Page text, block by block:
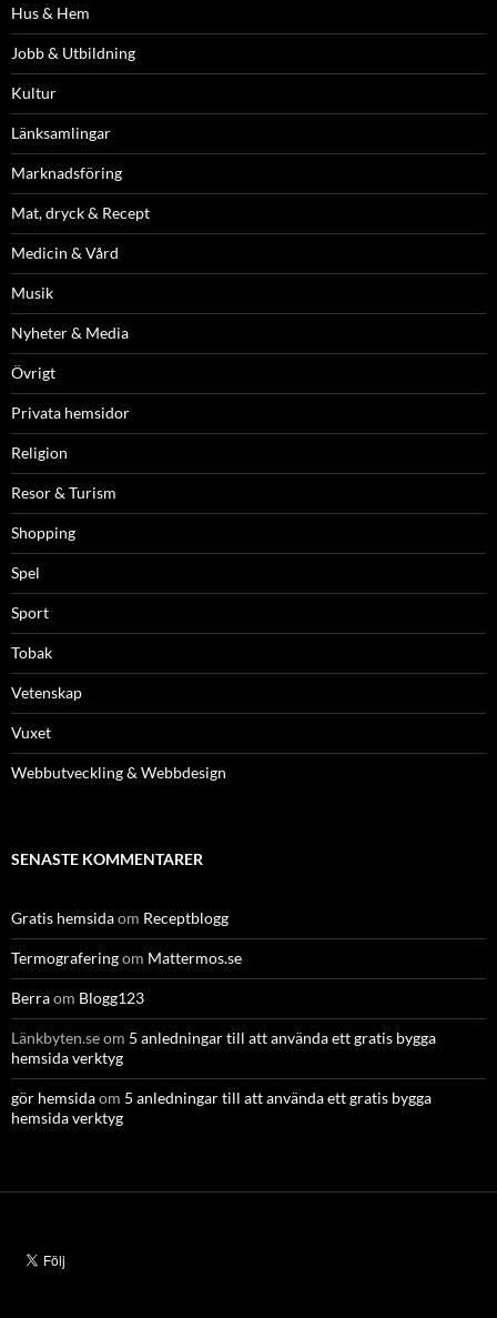
Hus & Hem
Jobb & Utbildning
Kultur
Länksamlingar
Marknadsföring
Mat, dryck & Recept
Medicin & Vård
Musik
Nyheter & Media
Övrigt
Privata hemsidor
Religion
Resor & Turism
Shopping
Spel
Sport
Tobak
Vetenskap
Vuxet
Webbutveckling & Webbdesign
SENASTE KOMMENTARER
Gratis hemsidaom Receptblogg
Termograferingom Mattermos.se
Berraom Blogg123
Länkbyten.seom 5 anledningar till att använda ett gratis bygga
hemsida verktyg
gör hemsidaom 5 anledningar till att använda ett gratis bygga
hemsida verktyg